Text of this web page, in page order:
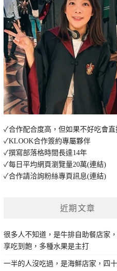
✓合作配合度高，但如果不好吃會直
✓KLOOK合作簽約專屬夥伴
✓撰寫部落格時間長達14年
✓每日平均網頁瀏覽量20萬(連結)
✓合作請洽詢粉絲專頁訊息(連結)
近期文章
很多人不知道，是牛排自助餐店家
享吃到飽，多種水果是主打
一半的人沒吃過，是海鮮店家，四